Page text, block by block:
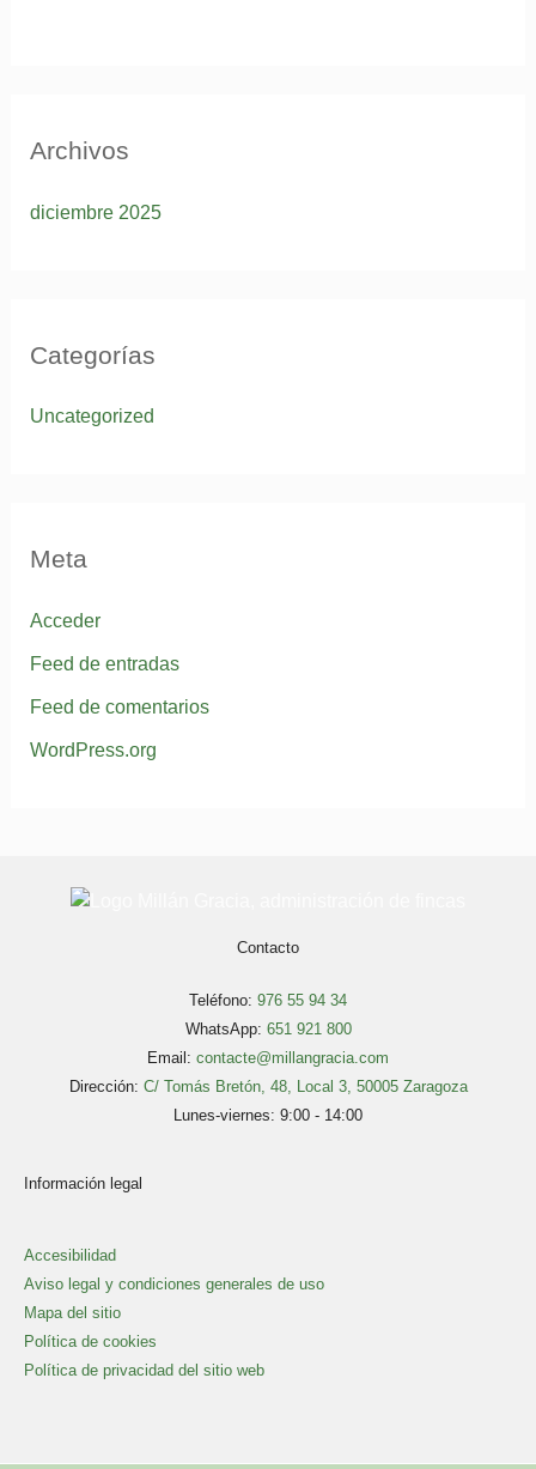
Archivos
diciembre 2025
Categorías
Uncategorized
Meta
Acceder
Feed de entradas
Feed de comentarios
WordPress.org
Contacto
Teléfono: 976 55 94 34
WhatsApp: 651 921 800
Email: contacte@millangracia.com
Dirección: C/ Tomás Bretón, 48, Local 3, 50005 Zaragoza
Lunes-viernes: 9:00 - 14:00
Información legal
Accesibilidad
Aviso legal y condiciones generales de uso
Mapa del sitio
Política de cookies
Política de privacidad del sitio web